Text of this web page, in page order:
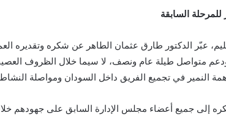
السابقة
عبّر الدكتور طارق عثمان الطاهر عن شكره وتقديره
متواصل طيلة عام ونصف، لا سيما خلال الظروف
النمير في تجميع الفريق داخل السودان ومواصلة
إلى جميع أعضاء مجلس الإدارة السابق على جهودهم